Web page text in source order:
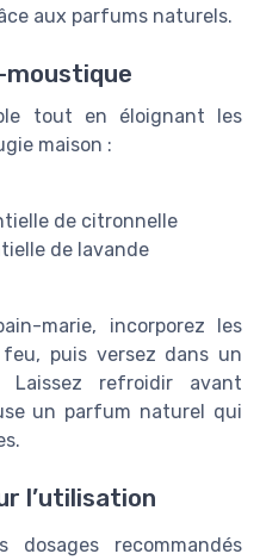
aux parfums naturels.
moustique
tout en éloignant les
maison :
de citronnelle
de lavande
marie, incorporez les
puis versez dans un
refroidir avant
un parfum naturel qui
l’utilisation
dosages recommandés